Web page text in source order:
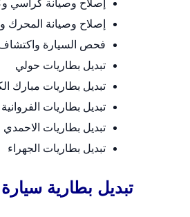
إصلاح وصيانة كراسي
إصلاح وصيانة المحرك
فحص السيارة
تبديل بطاريات حولي
تبديل بطاريات مبارك
تبديل بطاريات الفروانية
تبديل بطاريات الاحمدي
تبديل بطاريات الجهراء
تبديل بطارية